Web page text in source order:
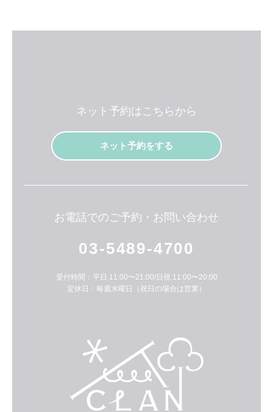
ネット予約はこちらから
ネット予約をする
お電話でのご予約・お問い合わせ
03-5489-4700
受付時間：平日 11:00〜21:00/日祝 11:00〜20:00
定休日：毎週水曜日（祝日の場合は営業）